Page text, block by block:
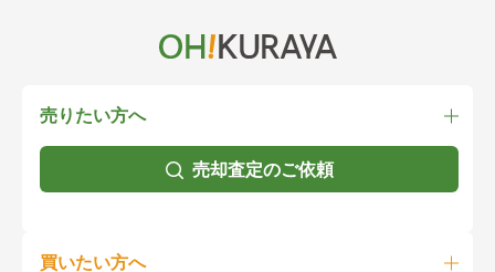
売りたい方へ
売却査定のご依頼
買いたい方へ